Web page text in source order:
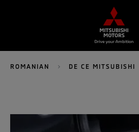
ROMANIAN DE CE MITSUBISHI